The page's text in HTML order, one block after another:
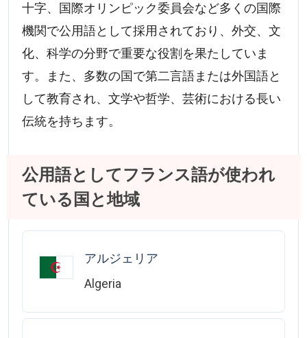
十字、国際オリンピック委員会など多くの国際
機関で公用語として採用されており、外交、文
化、科学の分野で重要な役割を果たしていま
す。また、多数の国で第二言語または外国語と
して教育され、文学や哲学、芸術における長い
伝統を持ちます。
公用語としてフランス語が使われ
ている国と地域
アルジェリア
Algeria